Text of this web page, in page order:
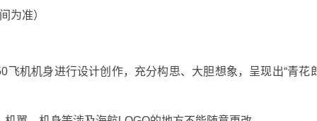
为准）
机机身进行设计创作，充分构思、大胆想象，呈现出“青花